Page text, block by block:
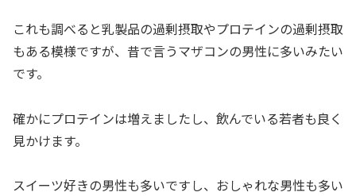
これも調べると乳製品の過剰摂取やプロテインの過剰摂取
もある模様ですが、昔で言うマザコンの男性に多いみたい
です。
確かにプロテインは増えましたし、飲んでいる若者も良く
見かけます。
スイーツ好きの男性も多いですし、おしゃれな男性も多い